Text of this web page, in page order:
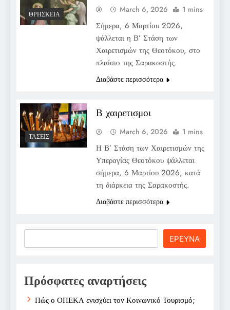
ΘΡΗΣΚΕΊΑ
March 6, 2026 1 mins
Σήμερα, 6 Μαρτίου 2026,
ψάλλεται η Β’ Στάση των
Χαιρετισμών της Θεοτόκου, στο
πλαίσιο της Σαρακοστής.
Διαβάστε περισσότερα
ΤΆΣΕΙΣ
Β χαιρετισμοι
March 6, 2026 1 mins
Η Β’ Στάση των Χαιρετισμών της
Υπεραγίας Θεοτόκου ψάλλεται
σήμερα, 6 Μαρτίου 2026, κατά
τη διάρκεια της Σαρακοστής.
Διαβάστε περισσότερα
ΕΡΕΥΝΑ
Πρόσφατες αναρτήσεις
Πώς ο ΟΠΕΚΑ ενισχύει τον Κοινωνικό Τουρισμό;